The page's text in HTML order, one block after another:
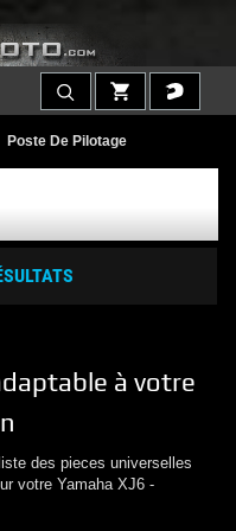
Poste De Pilotage
à votre
des pieces universelles
votre Yamaha XJ6 -